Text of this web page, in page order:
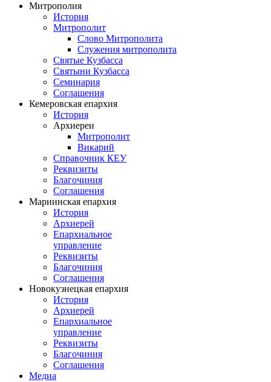
Митрополия
История
Митрополит
Слово Митрополита
Служения митрополита
Святые Кузбасса
Святыни Кузбасса
Семинария
Соглашения
Кемеровская епархия
История
Архиереи
Митрополит
Викарий
Справочник КЕУ
Реквизиты
Благочиния
Соглашения
Мариинская епархия
История
Архиерей
Епархиальное
управление
Реквизиты
Благочиния
Соглашения
Новокузнецкая епархия
История
Архиерей
Епархиальное
управление
Реквизиты
Благочиния
Соглашения
Медиа